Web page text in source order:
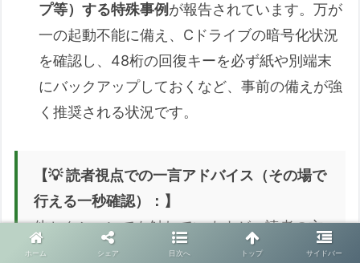
プ等）する特殊事例が報告されています。万が
一の起動不能に備え、Cドライブの暗号化状況
を確認し、48桁の回復キーを必ず紙や別端末
にバックアップしておくなど、事前の備えが強
く推奨される状況です。
【💡 読者視点での一言アドバイス（その場で
行える一秒確認）：】
他セクションでも触れていますが、読者の方
がその日読みに来た部分だけで一瞬で自衛の
ホーム シェア 目次へ トップ サイドバー